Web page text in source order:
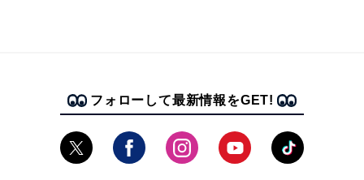
フォローして最新情報をGET!